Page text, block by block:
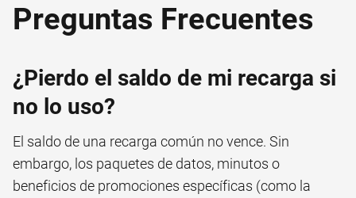
Preguntas Frecuentes
¿Pierdo el saldo de mi recarga si
no lo uso?
El saldo de una recarga común no vence. Sin
embargo, los paquetes de datos, minutos o
beneficios de promociones específicas (como la